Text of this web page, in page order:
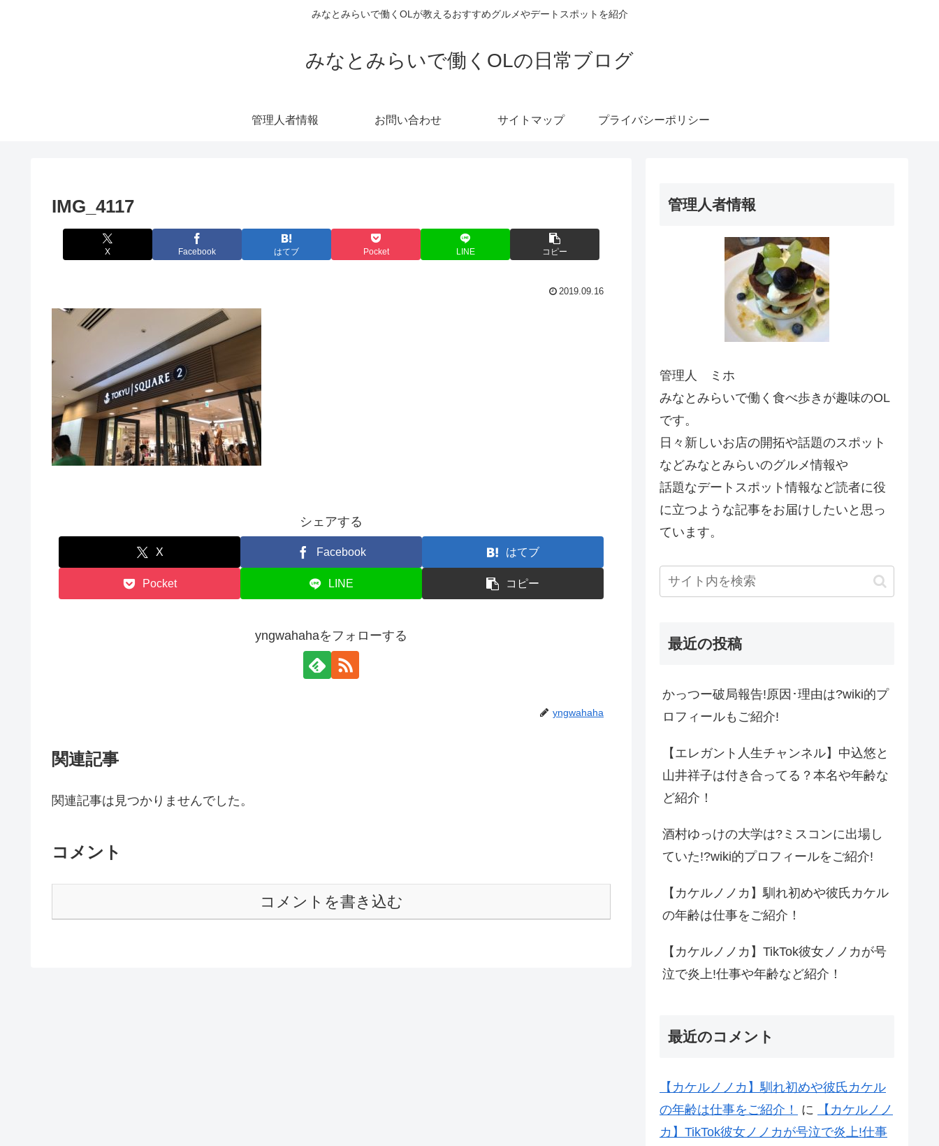
みなとみらいで働くOLが教えるおすすめグルメやデートスポットを紹介
みなとみらいで働くOLの日常ブログ
管理人者情報 お問い合わせ サイトマップ プライバシーポリシー
IMG_4117
X Facebook はてブ Pocket LINE コピー
2019.09.16
シェアする
X Facebook はてブ
Pocket LINE コピー
yngwahahaをフォローする
yngwahaha
関連記事
関連記事は見つかりませんでした。
コメント
コメントを書き込む
管理人者情報
管理人 ミホ
みなとみらいで働く食べ歩きが趣味のOL
です。
日々新しいお店の開拓や話題のスポット
などみなとみらいのグルメ情報や
話題なデートスポット情報など読者に役
に立つような記事をお届けしたいと思っ
ています。
最近の投稿
かっつー破局報告!原因･理由は?wiki的プ
ロフィールもご紹介!
【エレガント人生チャンネル】中込悠と
山井祥子は付き合ってる？本名や年齢な
ど紹介！
酒村ゆっけの大学は?ミスコンに出場し
ていた!?wiki的プロフィールをご紹介!
【カケルノノカ】馴れ初めや彼氏カケル
の年齢は仕事をご紹介！
【カケルノノカ】TikTok彼女ノノカが号
泣で炎上!仕事や年齢など紹介！
最近のコメント
【カケルノノカ】馴れ初めや彼氏カケル
の年齢は仕事をご紹介！
に
【カケルノノ
カ】TikTok彼女ノノカが号泣で炎上!仕事